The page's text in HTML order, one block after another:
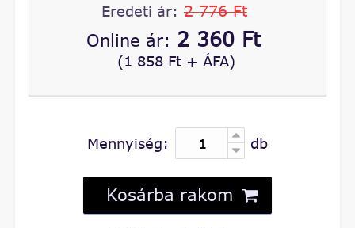
Eredeti ár: 2 776 Ft
Online ár: 2 360 Ft
(1 858 Ft + ÁFA)
Mennyiség: db
Kosárba rakom